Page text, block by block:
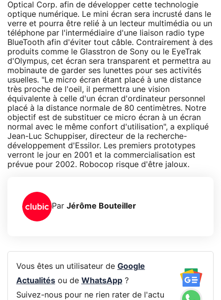
Optical Corp. afin de développer cette technologie
optique numérique. Le mini écran sera incrusté dans le
verre et pourra être relié à un lecteur multimédia ou un
téléphone par l'intermédiaire d'une liaison radio type
BlueTooth afin d'éviter tout câble. Contrairement à des
produits comme le Glasstron de Sony ou le EyeTrak
d'Olympus, cet écran sera transparent et permettra au
mobinaute de garder ses lunettes pour ses activités
usuelles. "Le micro écran étant placé à une distance
très proche de l'oeil, il permettra une vision
équivalente à celle d'un écran d'ordinateur personnel
placé à la distance normale de 80 centimètres. Notre
objectif est de substituer ce micro écran à un écran
normal avec le même confort d'utilisation", a expliqué
Jean-Luc Schuppiser, directeur de la recherche-
développement d'Essilor. Les premiers prototypes
verront le jour en 2001 et la commercialisation est
prévue pour 2002. Robocop risque d'être jaloux.
Par Jérôme Bouteiller
Vous êtes un utilisateur de Google
Actualitésou de WhatsApp?
Suivez-nous pour ne rien rater de l'actu